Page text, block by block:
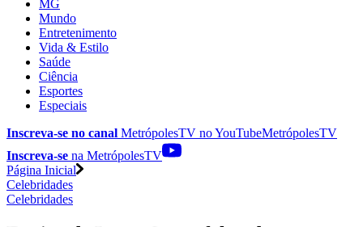
MG
Mundo
Entretenimento
Vida & Estilo
Saúde
Ciência
Esportes
Especiais
Inscreva-se no canal MetrópolesTV noYouTubeMetrópolesTV
Inscreva-se na MetrópolesTV
Página Inicial
Celebridades
Celebridades